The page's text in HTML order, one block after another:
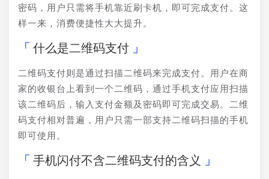
密码，用户只需将手机靠近刷卡机，即可完成支付。这
样一来，消费便捷性大大提升。
什么是二维码支付
二维码支付则是通过扫描二维码来完成支付。用户在商
家的收银台上看到一个二维码，通过手机支付应用扫描
该二维码后，输入支付金额及密码即可完成交易。二维
码支付相对普遍，用户只需一部支持二维码扫描的手机
即可使用。
手机闪付不含二维码支付的含义